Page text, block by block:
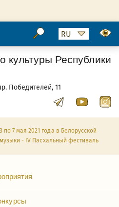
Победителей, 11
культуры Республики
по 7 мая 2021 года в Белорусской
- IV Пасхальный фестиваль